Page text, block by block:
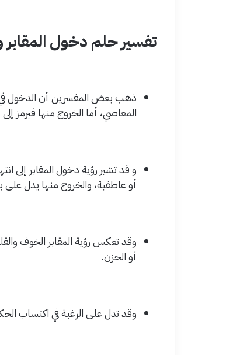
تفسير حلم دخول المقابر
ذهب بعض المفسرين أن الدخول في
المعاصي، أما الخروج منها فيرمز
و قد تشير رؤية دخول المقابر إلى
أو عاطفية، والخروج منها يدل على
وقد تعكس رؤية المقابر الخوف
أو الحزن.
وقد تدل على الرغبة في اكتساب